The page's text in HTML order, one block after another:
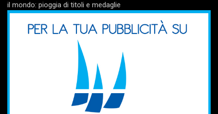
il mondo: pioggia di titoli e medaglie